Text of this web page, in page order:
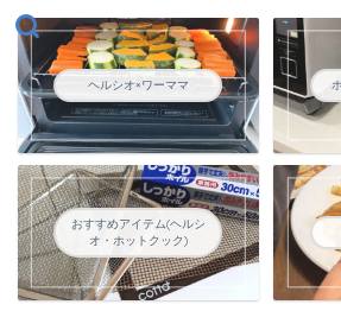
ヘルシオ×ワーママ
おすすめアイテム(ヘルシ
オ・ホットクック)